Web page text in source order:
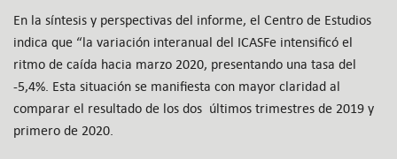
En la síntesis y perspectivas del informe, el Centro de Estudios
indica que “la variación interanual del ICASFe intensificó el
ritmo de caída hacia marzo 2020, presentando una tasa del
-5,4%. Esta situación se manifiesta con mayor claridad al
comparar el resultado de los dos últimos trimestres de 2019 y
primero de 2020.